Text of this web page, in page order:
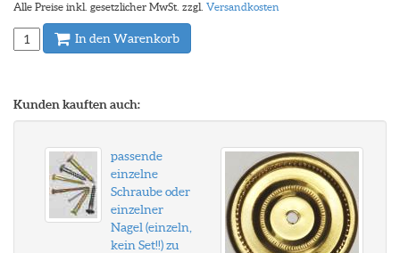
Alle Preise inkl. gesetzlicher MwSt. zzgl. Versandkosten
In den Warenkorb
Kunden kauften auch:
passende
einzelne
Schraube oder
einzelner
Nagel (einzeln,
kein Set!!) zu